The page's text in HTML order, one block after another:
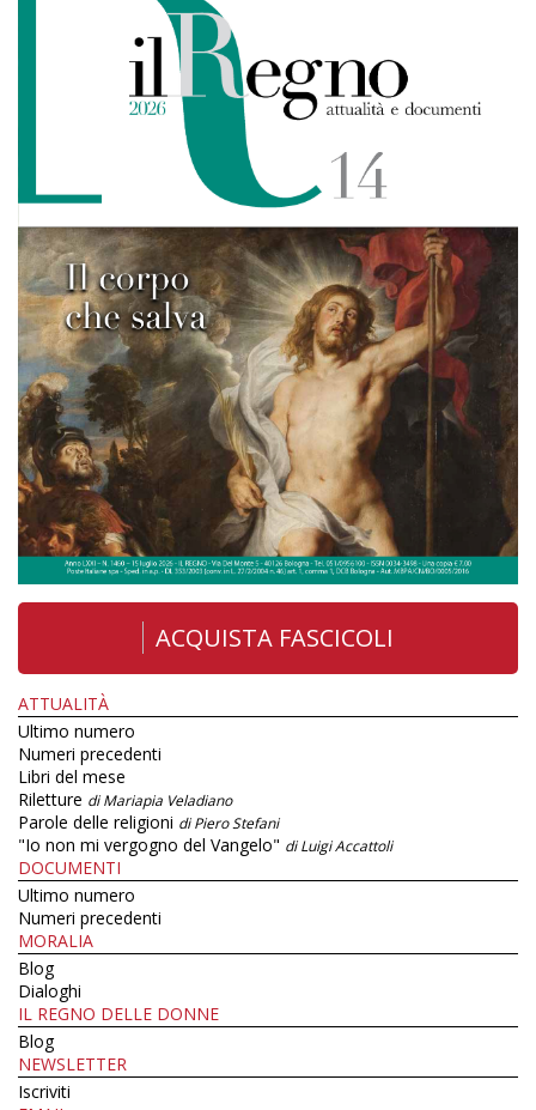
ACQUISTA FASCICOLI
ATTUALITÀ
Ultimo numero
Numeri precedenti
Libri del mese
Riletture di Mariapia Veladiano
Parole delle religioni di Piero Stefani
"Io non mi vergogno del Vangelo" di Luigi Accattoli
DOCUMENTI
Ultimo numero
Numeri precedenti
MORALIA
Blog
Dialoghi
IL REGNO DELLE DONNE
Blog
NEWSLETTER
Iscriviti